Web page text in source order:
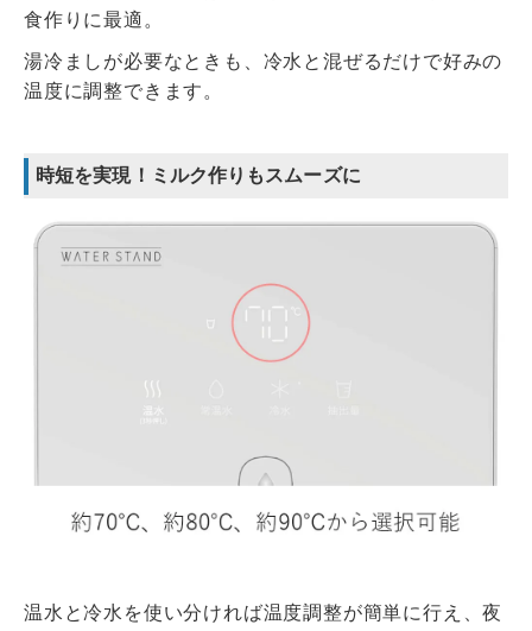
食作りに最適。
湯冷ましが必要なときも、冷水と混ぜるだけで好みの
温度に調整できます。
時短を実現！ミルク作りもスムーズに
温水と冷水を使い分ければ温度調整が簡単に行え、夜